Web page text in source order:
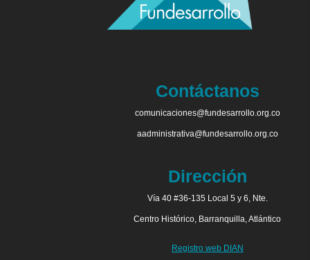
Contáctanos
comunicaciones@fundesarrollo.org.co
aadministrativa@fundesarrollo.org.co
Dirección
Vía 40 #36-135 Local 5 y 6, Nte.
Centro Histórico, Barranquilla, Atlántico
Registro web DIAN